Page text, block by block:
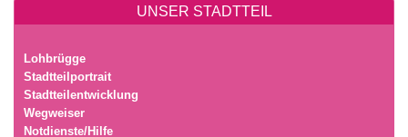
UNSER STADTTEIL
Lohbrügge
Stadtteilportrait
Stadtteilentwicklung
Wegweiser
Notdienste/Hilfe